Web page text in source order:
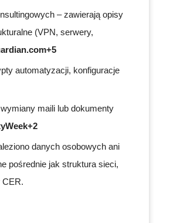
– zawierają opisy
(VPN, serwery,
automatyzacji, konfiguracje
maili lub dokumenty
danych osobowych ani
pośrednie jak struktura sieci,
CER.